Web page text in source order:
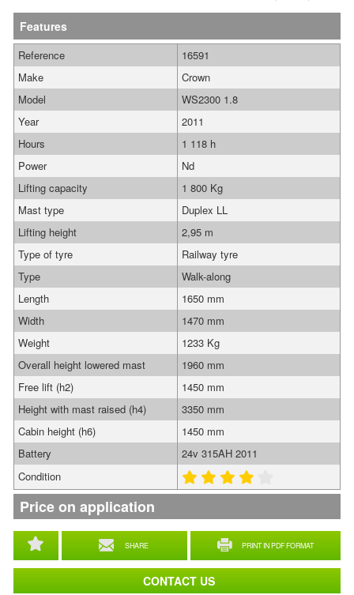
Features
SHARE PRINT IN PDF FORMAT
Reference
16591
Make
Crown
Model
WS2300 1.8
Year
2011
Hours
1 118 h
Power
Nd
Lifting capacity
1 800 Kg
Mast type
Duplex LL
Lifting height
2,95 m
Type of tyre
Railway tyre
Type
Walk-along
Length
1650 mm
Width
1470 mm
Weight
1233 Kg
Overall height lowered mast
1960 mm
Free lift (h2)
1450 mm
Height with mast raised (h4)
3350 mm
Cabin height (h6)
1450 mm
Battery
24v 315AH 2011
Condition
Price on application
CONTACT US